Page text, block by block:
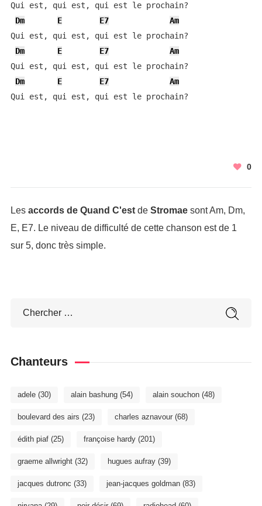
Qui est, qui est, qui est le prochain?
Dm
E E7
Am
Qui est, qui est, qui est le prochain?
Dm
E E7
Am
Qui est, qui est, qui est le prochain?
Dm
E E7
Am
Qui est, qui est, qui est le prochain?
0
Les accords de Quand C'estde Stromaesont Am, Dm,
E, E7. Le niveau de difficulté de cette chanson est de 1
sur 5, donc très simple.
Chanteurs
adele(30) alain bashung(54) alain souchon(48)
boulevard des airs (23) charles aznavour(68)
édith piaf(25) françoise hardy(201)
graeme allwright(32) hugues aufray(39)
jacques dutronc (33) jean-jacques goldman(83)